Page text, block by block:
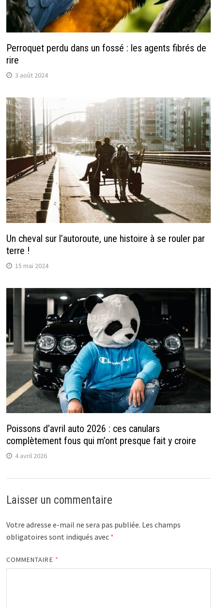
Perroquet perdu dans un fossé : les agents fibrés de
rire
3 août 2024
Un cheval sur l’autoroute, une histoire à se rouler par
terre !
15 mai 2024
Poissons d’avril auto 2026 : ces canulars
complètement fous qui m’ont presque fait y croire
4 avril 2026
Laisser un commentaire
Votre adresse e-mail ne sera pas publiée. Les champs
obligatoires sont indiqués avec *
COMMENTAIRE *